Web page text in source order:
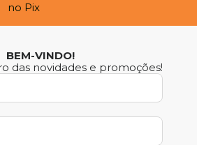
no Pix
BEM-VINDO!
das novidades e promoções!